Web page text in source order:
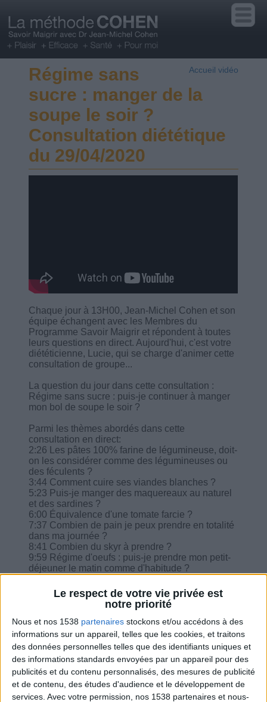
Le respect de votre vie privée est
notre priorité
Nous et nos 1538 partenaires stockons et/ou accédons à des
informations sur un appareil, telles que les cookies, et traitons
des données personnelles telles que des identifiants uniques et
des informations standards envoyées par un appareil pour des
publicités et du contenu personnalisés, des mesures de publicité
et de contenu, des études d'audience et le développement de
services. Avec votre permission, nos 1538 partenaires et nous-
Accueil vidéo
Régime sans
sucre : manger de la
soupe le soir ?
Consultation diététique
du 29/04/2020
Chaque jour à 13H00, Jean-Michel Cohen et son
équipe échangent avec les Membres du
Programme Savoir Maigrir et répondent à toutes
leurs questions en direct. Aujourd'hui, c'est votre
diététicienne, Lucie, qui se charge d'animer cette
consultation de groupe...
La question du jour dans cette consultation :
Régime sans sucre : puis-je continuer à manger
mon bol de soupe le soir ?
Parmi les thèmes abordés dans cette
consultation en direct:
2:26 Les pâtes 100% farine de légumineuse, doit-
on les considérer comme des légumineuses ou
des féculents ?
3:44 Comment cuire ses viandes blanches ?
5:23 Puis-je manger des maquereaux au naturel
et des sardines ?
6:00 Équivalence d'une tomate farcie ?
7:37 Combien de pain je peux prendre en totalité
dans ma journée ?
8:41 Combien du skyr à prendre ?
9:59 Régime d'oeufs : puis-je prendre mon petit-
déjeuner le matin comme d'habitude ?
tranches de jambon ou des oeufs ? Un citron
pressé compte-t-il dans les fruits ?
12:44 Est-ce que l'avocat est limité ou je peux le
manger tous les jours ?
13:14 Suite à la formation Masterclass : puis-je
choisir moi-même les aliments à consommer sur
la base des menus sélectionnés et à quelle
échéance ?
15:43 Régime sans sucre : puis-je continuer à
manger mon bol de soupe le soir ?